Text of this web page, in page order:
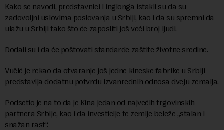
Kako se navodi, predstavnici Linglonga istakli su da su
zadovoljni uslovima poslovanja u Srbiji, kao i da su spremni da
ulažu u Srbiji tako što će zaposliti još veći broj ljudi.
Dodali su i da će poštovati standarde zaštite životne sredine.
Vučić je rekao da otvaranje još jedne kineske fabrike u Srbiji
predstavlja dodatnu potvrdu izvanrednih odnosa dveju zemalja.
Podsetio je na to da je Kina jedan od najvećih trgovinskih
partnera Srbije, kao i da investicije te zemlje beleže „stalan i
snažan rast“.